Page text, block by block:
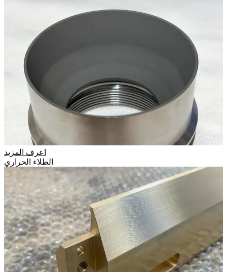
اعرف المزيد
الطلاء الحراري